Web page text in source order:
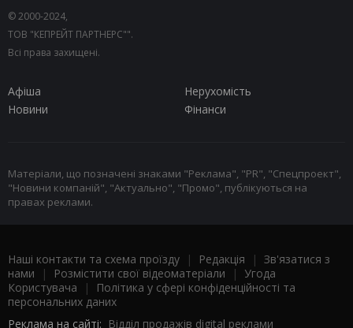
© 2000-2024,
ТОВ "КЕПРЕЙТ ПАРТНЕРС"".
Всі права захищені.
Афіша
Нерухомість
Новини
Фінанси
Матеріали, що позначені знаками "Реклама", "PR", "Спецпроект",
"Новини компаній", "Актуально", "Промо", публікуються на
правах реклами.
Наші контакти та схема проїзду | Редакція | Зв'язатися з
нами | Розмістити свої відеоматеріали | Угода
Користувача |
Політика у сфері конфіденційності та
персональних даних
Реклама на сайті: Відділ продажів digital реклами